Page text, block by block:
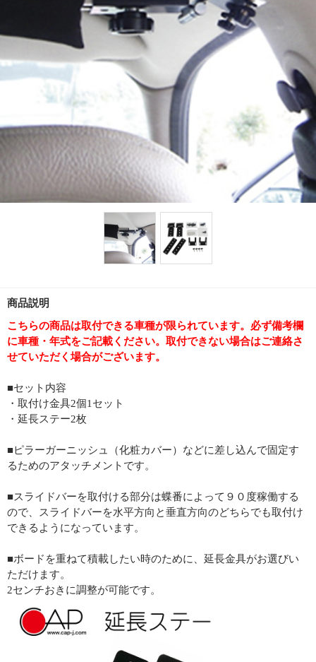
商品説明
こちらの商品は取付できる車種が限られています。必ず備考欄
に車種・年式をご記載ください。取付できない場合はご連絡さ
せていただく場合がございます。
■セット内容
・取付け金具2個1セット
・延長ステー2枚
■ピラーガーニッシュ（化粧カバー）などに差し込んで固定す
るためのアタッチメントです。
■スライドバーを取付ける部分は蝶番によって９０度稼働する
ので、スライドバーを水平方向と垂直方向のどちらでも取付け
できるようになっています。
■ボードを重ねて積載したい時のために、延長金具がお選びい
ただけます。
2センチおきに調整が可能です。